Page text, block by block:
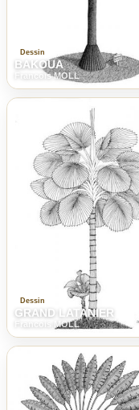
Dessin
BAKOUA
Francois MOLL
Dessin
GRAND LATANIER
Francois MOLL